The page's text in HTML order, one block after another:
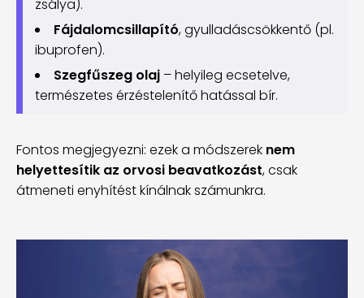
zsálya).
Fájdalomcsillapító, gyulladáscsökkentő (pl.
ibuprofen).
Szegfűszeg olaj – helyileg ecsetelve,
természetes érzéstelenítő hatással bír.
Fontos megjegyezni: ezek a módszerek nem
helyettesítik az orvosi beavatkozást, csak
átmeneti enyhítést kínálnak számunkra.